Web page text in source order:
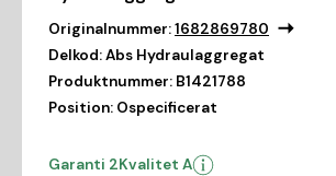
Originalnummer:1682869780
Delkod:Abs Hydraulaggregat
Produktnummer: B1421788
Position: Ospecificerat
Garanti 2Kvalitet A